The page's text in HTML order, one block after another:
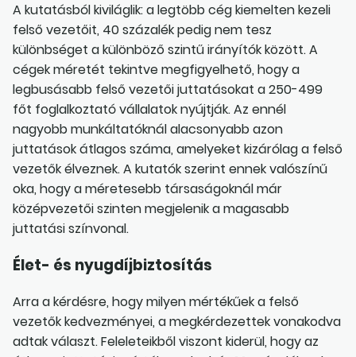
A kutatásból kiviláglik: a legtöbb cég kiemelten kezeli
felső vezetőit, 40 százalék pedig nem tesz
különbséget a különböző szintű irányítók között. A
cégek méretét tekintve megfigyelhető, hogy a
legbusásabb felső vezetői juttatásokat a 250-499
főt foglalkoztató vállalatok nyújtják. Az ennél
nagyobb munkáltatóknál alacsonyabb azon
juttatások átlagos száma, amelyeket kizárólag a felső
vezetők élveznek. A kutatók szerint ennek valószínű
oka, hogy a méretesebb társaságoknál már
középvezetői szinten megjelenik a magasabb
juttatási színvonal.
Élet- és nyugdíjbiztosítás
Arra a kérdésre, hogy milyen mértékűek a felső
vezetők kedvezményei, a megkérdezettek vonakodva
adtak választ. Feleleteikből viszont kiderül, hogy az